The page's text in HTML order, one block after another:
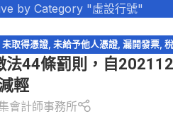
by Category "虛設行號"
未取得憑證, 未給予他人憑證, 漏開發票,
虛設行號,逃漏稅
法44條罰則，自
輕
會計師事務所